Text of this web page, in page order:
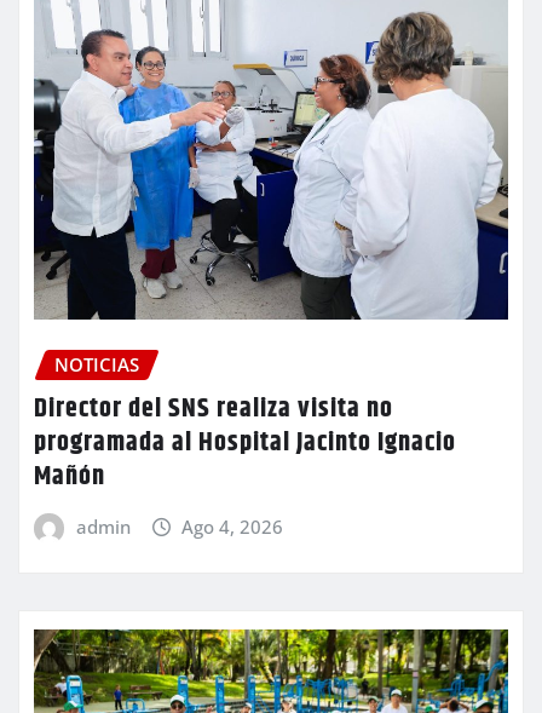
NOTICIAS
Director del SNS realiza visita no
programada al Hospital Jacinto Ignacio
Mañón
admin Ago 4, 2026